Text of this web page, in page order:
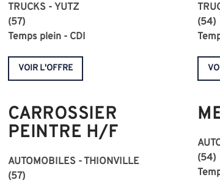
TRUCKS - YUTZ
(57)
Temps plein - CDI
VOIR L'OFFRE
(54)
CARROSSIER
PEINTRE H/F
AUTOMOBILES - THIONVILLE
(57)
(54)